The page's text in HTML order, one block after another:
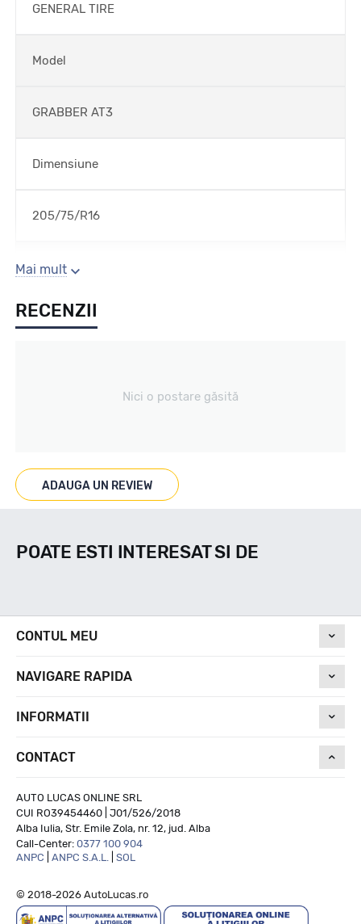
GENERAL TIRE
Model
GRABBER AT3
Dimensiune
205/75/R16
Sezon
All season / Off Road
Marcat M+S
R - max 170km/h
Indice greutate
E
Aderenta pe carosabil ud
Mai mult
RECENZII
Nici o postare găsită
ADAUGA UN REVIEW
POATE ESTI INTERESAT SI DE
CONTUL MEU
NAVIGARE RAPIDA
INFORMATII
CONTACT
AUTO LUCAS ONLINE SRL
CUI RO39454460 | J01/526/2018
Alba Iulia, Str. Emile Zola, nr. 12, jud. Alba
Call-Center: 0377 100 904
ANPC
ANPC S.A.L. SOL
© 2018-2026 AutoLucas.ro